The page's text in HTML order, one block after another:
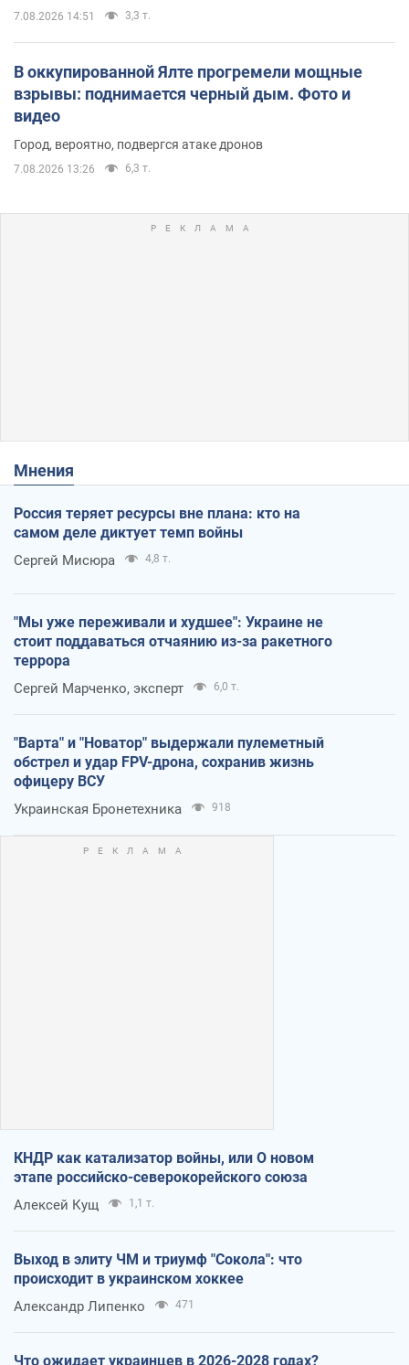
7.08.2026 14:51 3,3 т.
В оккупированной Ялте прогремели мощные
взрывы: поднимается черный дым. Фото и
видео
Город, вероятно, подвергся атаке дронов
7.08.2026 13:26 6,3 т.
Мнения
Россия теряет ресурсы вне плана: кто на
самом деле диктует темп войны
Сергей Мисюра 4,8 т.
"Мы уже переживали и худшее": Украине не
стоит поддаваться отчаянию из-за ракетного
террора
Сергей Марченко, эксперт 6,0 т.
"Варта" и "Новатор" выдержали пулеметный
обстрел и удар FPV-дрона, сохранив жизнь
офицеру ВСУ
Украинская Бронетехника 918
КНДР как катализатор войны, или О новом
этапе российско-северокорейского союза
Алексей Кущ 1,1 т.
Выход в элиту ЧМ и триумф "Сокола": что
происходит в украинском хоккее
Александр Липенко 471
Что ожидает украинцев в 2026-2028 годах?